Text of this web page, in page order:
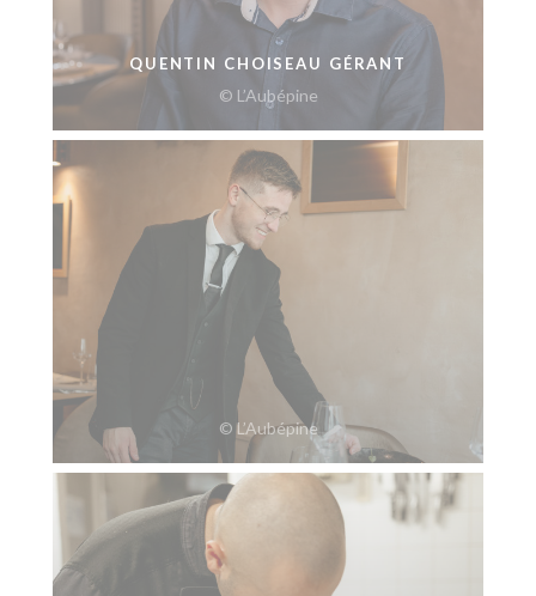
QUENTIN CHOISEAU GÉRANT
© L’Aubépine
© L’Aubépine